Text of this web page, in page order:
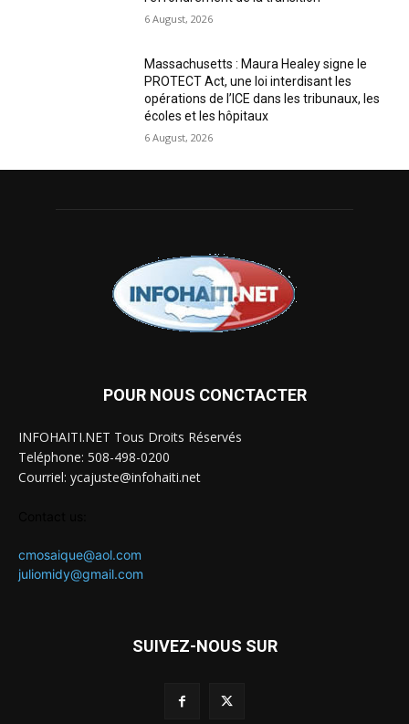
6 August, 2026
Massachusetts : Maura Healey signe le
PROTECT Act, une loi interdisant les
opérations de l’ICE dans les tribunaux, les
écoles et les hôpitaux
6 August, 2026
POUR NOUS CONCTACTER
INFOHAITI.NET Tous Droits Réservés
Teléphone: 508-498-0200
Courriel: ycajuste@infohaiti.net
cmosaique@aol.com
juliomidy@gmail.com
SUIVEZ-NOUS SUR